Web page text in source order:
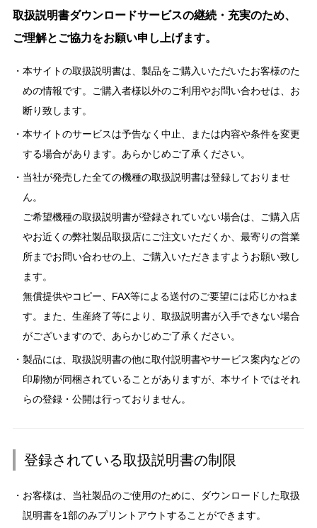
取扱説明書ダウンロードサービスの継続・充実のため、
ご理解とご協力をお願い申し上げます。
本サイトの取扱説明書は、製品をご購入いただいたお客様のた
めの情報です。ご購入者様以外のご利用やお問い合わせは、お
断り致します。
本サイトのサービスは予告なく中止、または内容や条件を変更
する場合があります。あらかじめご了承ください。
当社が発売した全ての機種の取扱説明書は登録しておりませ
ん。
ご希望機種の取扱説明書が登録されていない場合は、ご購入店
やお近くの弊社製品取扱店にご注文いただくか、最寄りの営業
所までお問い合わせの上、ご購入いただきますようお願い致し
ます。
無償提供やコピー、FAX等による送付のご要望には応じかねま
す。また、生産終了等により、取扱説明書が入手できない場合
がございますので、あらかじめご了承ください。
製品には、取扱説明書の他に取付説明書やサービス案内などの
印刷物が同梱されていることがありますが、本サイトではそれ
らの登録・公開は行っておりません。
登録されている取扱説明書の制限
お客様は、当社製品のご使用のために、ダウンロードした取扱
説明書を1部のみプリントアウトすることができます。